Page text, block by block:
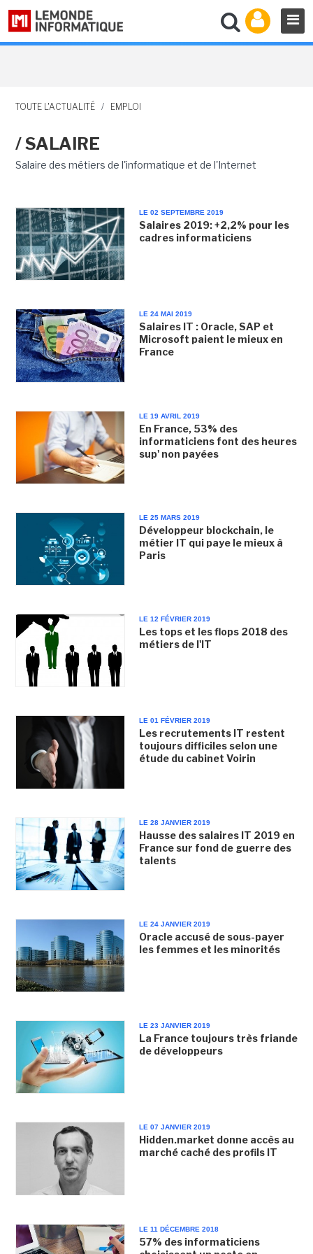
TOUTE L'ACTUALITÉ / EMPLOI
/ SALAIRE
Salaire des métiers de l'informatique et de l'Internet
LE 02 SEPTEMBRE 2019
Salaires 2019: +2,2% pour les
cadres informaticiens
LE 24 MAI 2019
Salaires IT : Oracle, SAP et
Microsoft paient le mieux en
France
LE 19 AVRIL 2019
En France, 53% des
informaticiens font des heures
sup' non payées
LE 25 MARS 2019
Développeur blockchain, le
métier IT qui paye le mieux à
Paris
LE 12 FÉVRIER 2019
Les tops et les flops 2018 des
métiers de l'IT
LE 01 FÉVRIER 2019
Les recrutements IT restent
toujours difficiles selon une
étude du cabinet Voirin
LE 28 JANVIER 2019
Hausse des salaires IT 2019 en
France sur fond de guerre des
talents
LE 24 JANVIER 2019
Oracle accusé de sous-payer
les femmes et les minorités
LE 23 JANVIER 2019
La France toujours très friande
de développeurs
LE 07 JANVIER 2019
Hidden.market donne accès au
marché caché des profils IT
LE 11 DÉCEMBRE 2018
57% des informaticiens